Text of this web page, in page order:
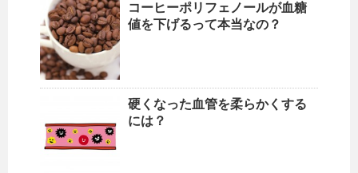
コーヒーポリフェノールが血糖
値を下げるって本当なの？
硬くなった血管を柔らかくする
には？